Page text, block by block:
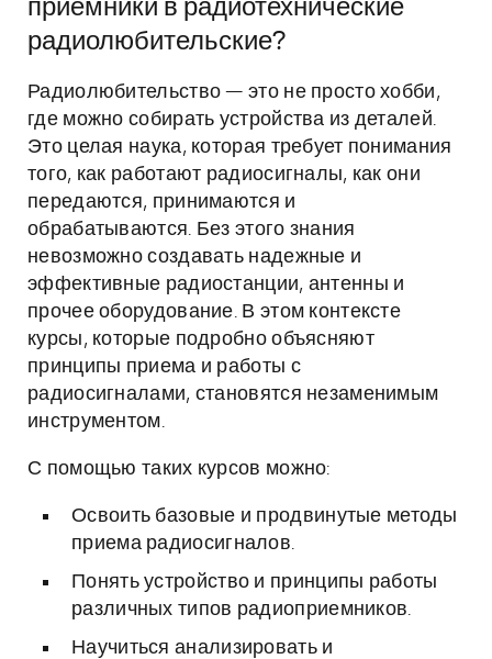
приемники в радиотехнические
радиолюбительские?
Радиолюбительство — это не просто хобби,
где можно собирать устройства из деталей.
Это целая наука, которая требует понимания
того, как работают радиосигналы, как они
передаются, принимаются и
обрабатываются. Без этого знания
невозможно создавать надежные и
эффективные радиостанции, антенны и
прочее оборудование. В этом контексте
курсы, которые подробно объясняют
принципы приема и работы с
радиосигналами, становятся незаменимым
инструментом.
С помощью таких курсов можно:
Освоить базовые и продвинутые методы
приема радиосигналов.
Понять устройство и принципы работы
различных типов радиоприемников.
Научиться анализировать и